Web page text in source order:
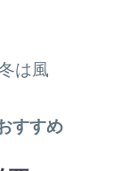
は風
すすめ